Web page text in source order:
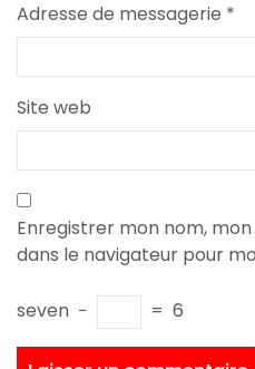
Adresse de messagerie *
Site web
Enregistrer mon nom,
dans le navigateur pour
seven − = 6